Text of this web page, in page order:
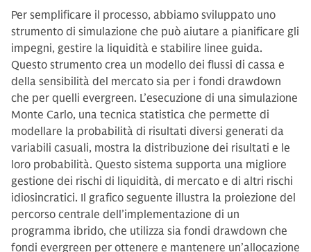
Per semplificare il processo, abbiamo sviluppato uno
strumento di simulazione che può aiutare a pianificare gli
impegni, gestire la liquidità e stabilire linee guida.
Questo strumento crea un modello dei flussi di cassa e
della sensibilità del mercato sia per i fondi drawdown
che per quelli evergreen. L’esecuzione di una simulazione
Monte Carlo, una tecnica statistica che permette di
modellare la probabilità di risultati diversi generati da
variabili casuali, mostra la distribuzione dei risultati e le
loro probabilità. Questo sistema supporta una migliore
gestione dei rischi di liquidità, di mercato e di altri rischi
idiosincratici. Il grafico seguente illustra la proiezione del
percorso centrale dell’implementazione di un
programma ibrido, che utilizza sia fondi drawdown che
fondi evergreen per ottenere e mantenere un’allocazione